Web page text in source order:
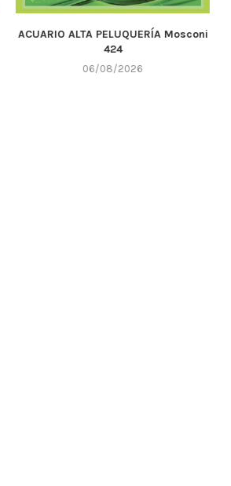
Córdoba vuelve a recibir una gran
final del...
05/08/2026